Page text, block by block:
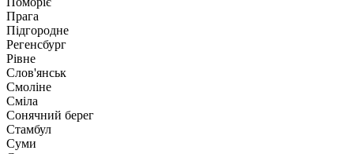
Прага
Підгородне
Регенсбург
Рівне
Слов'янськ
Смоліне
Сміла
Сонячний берег
Стамбул
Суми